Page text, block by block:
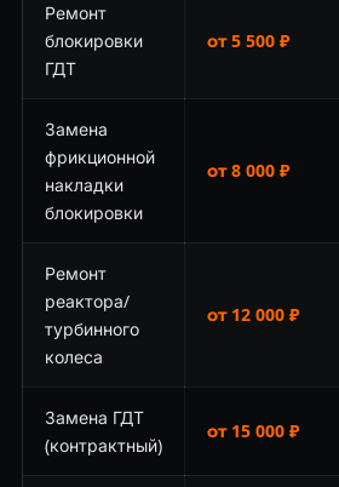
Ремонт
блокировки
ГДТ
от 5 500 ₽
Замена
фрикционной
накладки
блокировки
от 8 000 ₽
Ремонт
реактора/
турбинного
колеса
от 12 000 ₽
Замена ГДТ
(контрактный)
от 15 000 ₽